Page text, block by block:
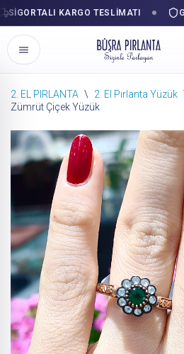
KARGO TESLIMATI
İçeriğe
2. EL PIRLANTA \ 2. El Pırlanta Yüzük
Zümrüt Çiçek Yüzük